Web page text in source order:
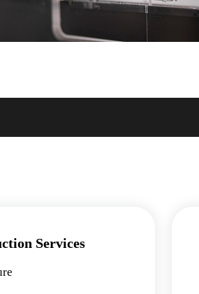
Services